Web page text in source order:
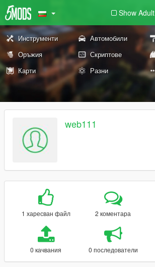
Show Adult
Инструменти Автомобили
Оръжия Скриптове
Карти
Разни
web111
1 харесван файл 2 коментара
0 качвания 0 последователи